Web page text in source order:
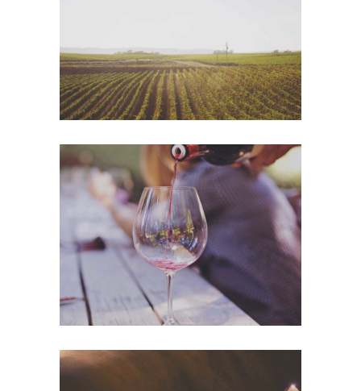
Wineyards
Nature